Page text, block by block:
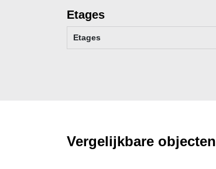
Etages
Etages
Vergelijkbare objecten